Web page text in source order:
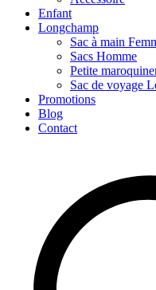
Enfant
Longchamp
Sac à main
Sacs Homme
Petite
Sac de voyage
Promotions
Blog
Contact